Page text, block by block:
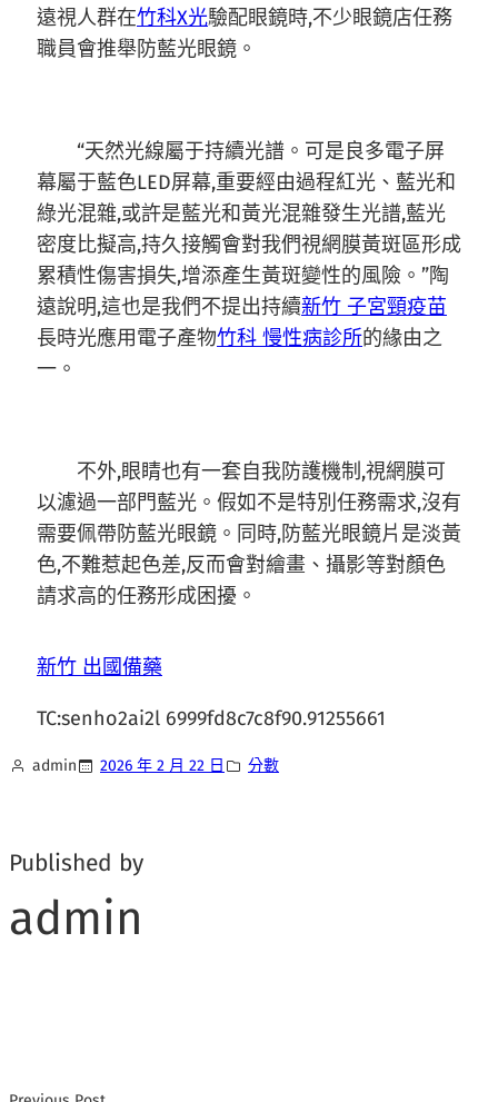
遠視人群在竹科X光驗配眼鏡時,不少眼鏡店任務
職員會推舉防藍光眼鏡。
“天然光線屬于持續光譜。可是良多電子屏
幕屬于藍色LED屏幕,重要經由過程紅光、藍光和
綠光混雜,或許是藍光和黃光混雜發生光譜,藍光
密度比擬高,持久接觸會對我們視網膜黃斑區形成
累積性傷害損失,增添產生黃斑變性的風險。”陶
遠說明,這也是我們不提出持續新竹 子宮頸疫苗
長時光應用電子產物竹科 慢性病診所的緣由之
一。
不外,眼睛也有一套自我防護機制,視網膜可
以濾過一部門藍光。假如不是特別任務需求,沒有
需要佩帶防藍光眼鏡。同時,防藍光眼鏡片是淡黃
色,不難惹起色差,反而會對繪畫、攝影等對顏色
請求高的任務形成困擾。
新竹 出國備藥
TC:senho2ai2l 6999fd8c7c8f90.91255661
admin 2026 年 2 月 22 日 分數
Published by
admin